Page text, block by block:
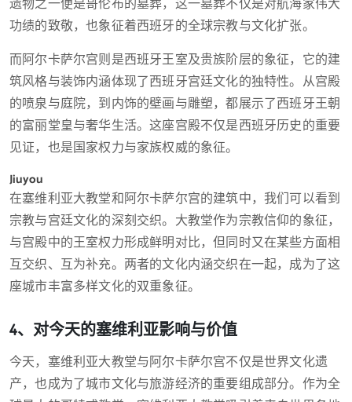
遗物之一便是哥伦布的墓葬，这一墓葬不仅是对航海家伟大
功绩的致敬，也象征着西班牙的全球宗教与文化扩张。
而阿尔卡萨尔宫则是西班牙王室及贵族阶层的象征，它的建
筑风格与装饰内涵体现了西班牙宫廷文化的独特性。从宫殿
的喷泉与庭院，到内饰的壁画与雕塑，都展示了西班牙王朝
的富丽堂皇与奢华生活。这座宫殿不仅是西班牙历史的重要
见证，也是国家权力与家族权威的象征。
Jiuyou
在塞维利亚大教堂和阿尔卡萨尔宫的建筑中，我们可以看到
宗教与宫廷文化的深刻交织。大教堂作为宗教信仰的象征，
与宫殿中的王室权力形成鲜明对比，但同时又在某些方面相
互交织、互为补充。两者的文化内涵交织在一起，成为了这
座城市丰富多样文化的双重象征。
4、对今天的塞维利亚影响与价值
今天，塞维利亚大教堂与阿尔卡萨尔宫不仅是世界文化遗
产，也成为了城市文化与旅游经济的重要组成部分。作为全